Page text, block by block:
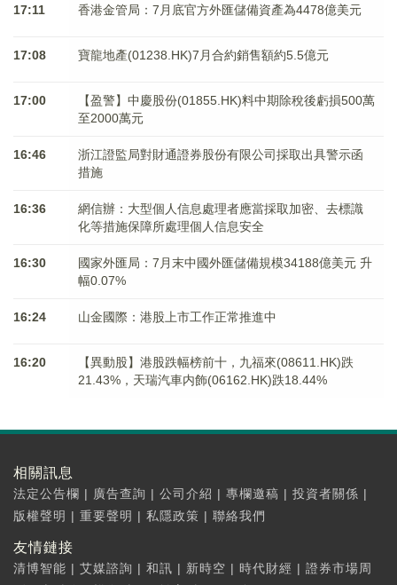
17:11 香港金管局：7月底官方外匯儲備資產為4478億美元
17:08 寶龍地產(01238.HK)7月合約銷售額約5.5億元
17:00
【盈警】中慶股份(01855.HK)料中期除稅後虧損500萬
至2000萬元
16:46
浙江證監局對財通證券股份有限公司採取出具警示函
措施
16:36
網信辦：大型個人信息處理者應當採取加密、去標識
化等措施保障所處理個人信息安全
16:30
國家外匯局：7月末中國外匯儲備規模34188億美元 升
幅0.07%
16:24 山金國際：港股上市工作正常推進中
16:20
【異動股】港股跌幅榜前十，九福來(08611.HK)跌
21.43%，天瑞汽車内飾(06162.HK)跌18.44%
相關訊息
法定公告欄 | 廣告查詢 | 公司介紹 | 專欄邀稿 | 投資者關係 |
版權聲明 | 重要聲明 | 私隱政策 | 聯絡我們
友情鏈接
清博智能 | 艾媒諮詢 | 和訊 | 新時空 | 時代財經 | 證券市場周